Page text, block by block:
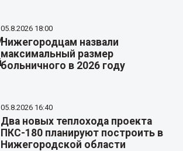
05.8.2026 18:00
Нижегородцам назвали
максимальный размер
больничного в 2026 году
05.8.2026 16:40
Два новых теплохода проекта
ПКС-180 планируют построить в
Нижегородской области